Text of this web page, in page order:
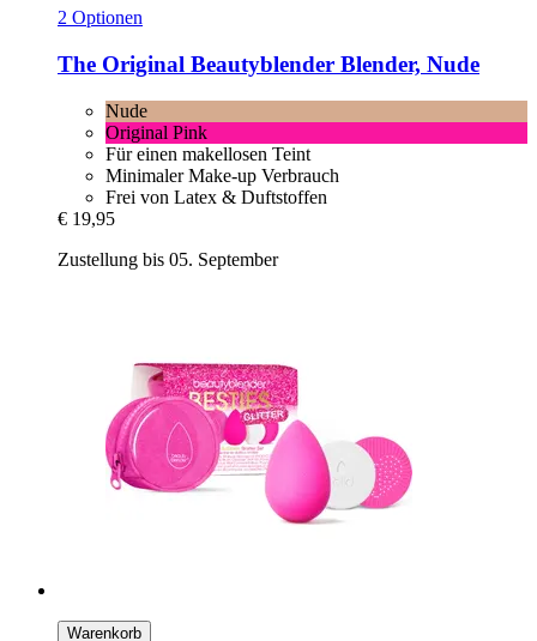
2 Optionen
The Original Beautyblender Blender, Nude
Nude
Original Pink
Für einen makellosen Teint
Minimaler Make-up Verbrauch
Frei von Latex & Duftstoffen
€ 19,95
Zustellung bis 05. September
Warenkorb